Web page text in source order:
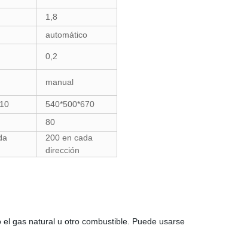
1,8
automático
0,2
manual
540*500*670
80
200 en cada
dirección
gas natural u otro combustible. Puede usarse